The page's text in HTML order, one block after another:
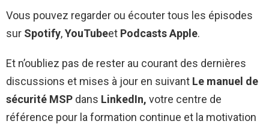
Vous pouvez regarder ou écouter tous les épisodes
sur Spotify,YouTubeet Podcasts Apple.
Et n’oubliez pas de rester au courant des dernières
discussions et mises à jour en suivant Le manuel de
sécurité MSP dans LinkedIn, votre centre de
référence pour la formation continue et la motivation